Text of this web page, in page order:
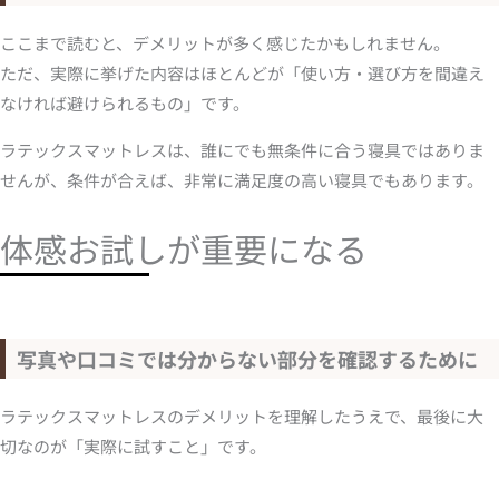
ここまで読むと、デメリットが多く感じたかもしれません。
ただ、実際に挙げた内容はほとんどが「使い方・選び方を間違え
なければ避けられるもの」です。
ラテックスマットレスは、誰にでも無条件に合う寝具ではありま
せんが、条件が合えば、非常に満足度の高い寝具でもあります。
体感お試しが重要になる
写真や口コミでは分からない部分を確認するために
ラテックスマットレスのデメリットを理解したうえで、最後に大
切なのが「実際に試すこと」です。